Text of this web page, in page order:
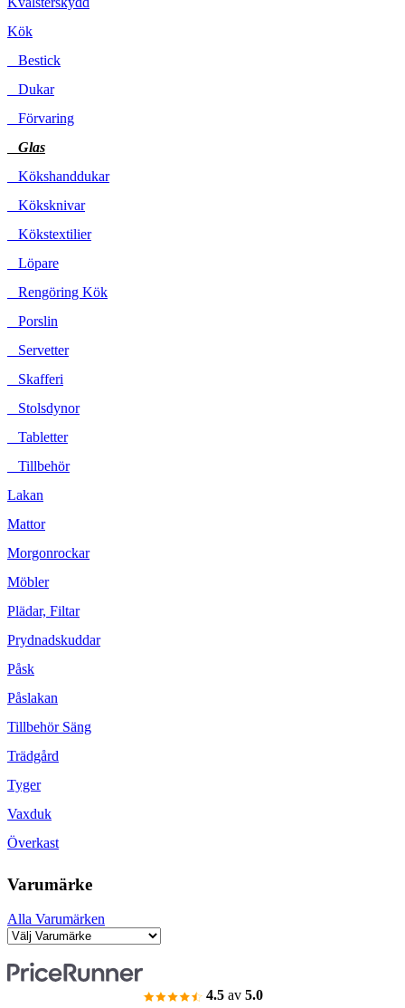
Kök
Bestick
Dukar
Förvaring
Glas
Kökshanddukar
Köksknivar
Kökstextilier
Löpare
Rengöring Kök
Porslin
Servetter
Skafferi
Stolsdynor
Tabletter
Tillbehör
Lakan
Mattor
Morgonrockar
Möbler
Plädar, Filtar
Prydnadskuddar
Påsk
Påslakan
Tillbehör Säng
Trädgård
Tyger
Vaxduk
Överkast
Varumärke
Alla Varumärken
4.5 av 5.0